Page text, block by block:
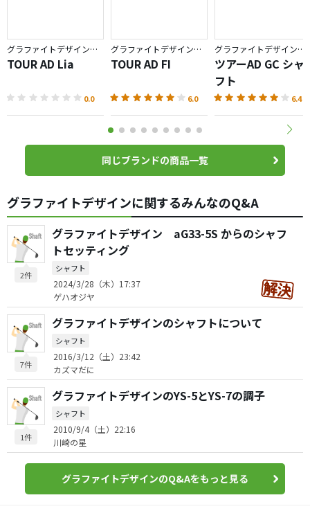
グラファイトデザイン／TOUR AD
TOUR AD Lia
0.0
グラファイトデザイン／TOUR AD
TOUR AD FI
6.0
グラファイトデザイン／TOUR AD
ツアーAD GC シャ
フト
6.4
同じブランドの商品一覧
グラファイトデザインに関するみんなのQ&A
2件
グラファイトデザイン aG33-5S からのシャフ
トセッティング
シャフト
2024/3/28（木）17:37
ゲハオジヤ
7件
グラファイトデザインのシャフトについて
シャフト
2016/3/12（土）23:42
カズマだに
1件
グラファイトデザインのYS-5とYS-7の調子
シャフト
2010/9/4（土）22:16
川崎の星
グラファイトデザインのQ&Aをもっと見る